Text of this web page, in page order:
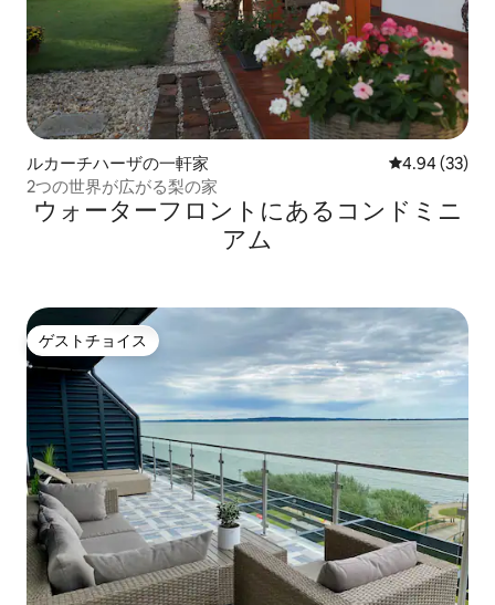
ルカーチハーザの一軒家 レビュー33
4.94 (33)
2つの世界が広がる梨の家
ウォーターフロントにあるコンドミニ
アム
ゲストチョイス
ゲストチョイス